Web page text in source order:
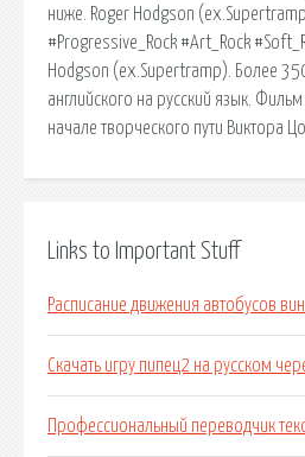
ниже. Roger Hodgson
#Progressive_Rock #Art_Rock
Hodgson (ex.Supertramp). Более
английского на русский язык.
начале творческого пути Виктора
Links to Important Stuff
Расписание движения автобусов
Скачать игру пипец2 на русском
Профессиональный переводчик